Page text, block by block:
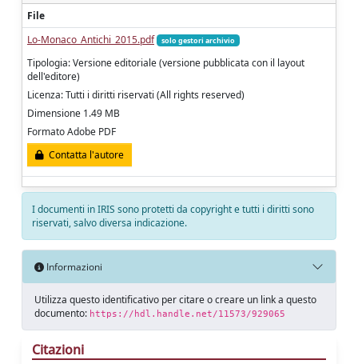
File
Lo-Monaco_Antichi_2015.pdf
solo gestori archivio
Tipologia: Versione editoriale (versione pubblicata con il layout
dell'editore)
Licenza: Tutti i diritti riservati (All rights reserved)
Dimensione 1.49 MB
Formato Adobe PDF
Contatta l'autore
I documenti in IRIS sono protetti da copyright e tutti i diritti sono
riservati, salvo diversa indicazione.
Informazioni
Utilizza questo identificativo per citare o creare un link a questo
documento: https://hdl.handle.net/11573/929065
Citazioni